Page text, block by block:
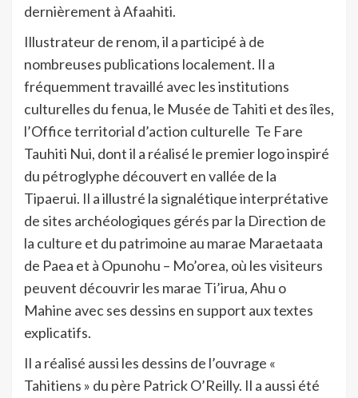
dernièrement à Afaahiti.
Illustrateur de renom, il a participé à de
nombreuses publications localement. Il a
fréquemment travaillé avec les institutions
culturelles du fenua, le Musée de Tahiti et des îles,
l’Office territorial d’action culturelle Te Fare
Tauhiti Nui, dont il a réalisé le premier logo inspiré
du pétroglyphe découvert en vallée de la
Tipaerui. Il a illustré la signalétique interprétative
de sites archéologiques gérés par la Direction de
la culture et du patrimoine au marae Maraetaata
de Paea et à Opunohu – Mo’orea, où les visiteurs
peuvent découvrir les marae Ti’irua, Ahu o
Mahine avec ses dessins en support aux textes
explicatifs.
Il a réalisé aussi les dessins de l’ouvrage «
Tahitiens » du père Patrick O’Reilly. Il a aussi été